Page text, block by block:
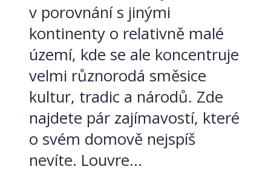
v porovnání s jinými
kontinenty o relativně malé
území, kde se ale koncentruje
velmi různorodá směsice
kultur, tradic a národů. Zde
najdete pár zajímavostí, které
o svém domově nejspíš
nevíte. Louvre...